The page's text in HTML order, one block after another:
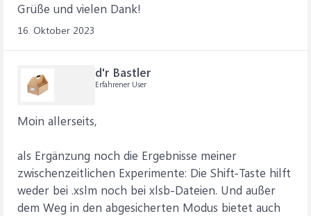
Grüße und vielen Dank!
16. Oktober 2023
d'r Bastler
Erfahrener User
Moin allerseits,
als Ergänzung noch die Ergebnisse meiner
zwischenzeitlichen Experimente: Die Shift-Taste hilft
weder bei .xslm noch bei xlsb-Dateien. Und außer
dem Weg in den abgesicherten Modus bietet auch